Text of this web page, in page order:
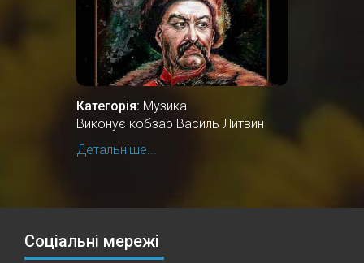
Категорія: Музика
Виконує кобзар Василь Литвин
Детальніше...
Соціальні мережі